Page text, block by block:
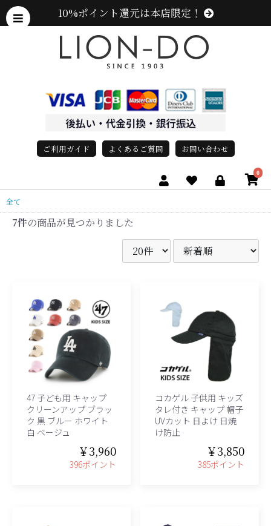
10%ポイント還元は本店限定！
ご利用ガイド よくあるご質問 お問い合わせ
0
全て
7件の商品が見つかりました
47 子ども用 キャップ
クリーンアップ ブラッ
ク 黒 ブルー ホワイト
白 ベージュ
￥3,960
396ポイント
コカゲル 子供用 キッズ
タレ付き キャップ 帽子
UVカット 日よけ 日焼
け防止
￥3,850
385ポイント